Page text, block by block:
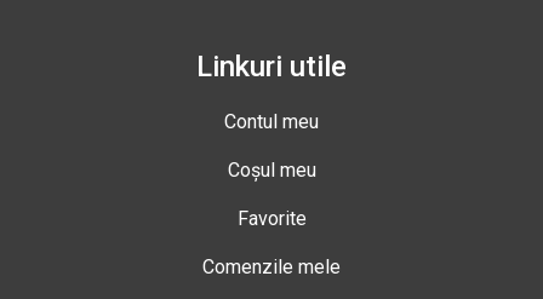
Linkuri utile
Contul meu
Coșul meu
Favorite
Comenzile mele